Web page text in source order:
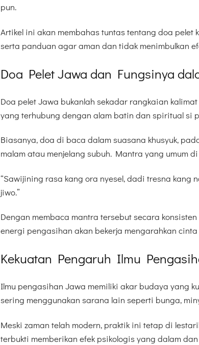
pun.
Artikel ini akan membahas tuntas tentang doa pelet
serta panduan agar aman dan tidak menimbulkan
Doa Pelet Jawa dan Fungsinya
Doa pelet Jawa bukanlah sekadar rangkaian
yang terhubung dengan alam batin dan spiritual si
Biasanya, doa di baca dalam suasana khusyuk,
malam atau menjelang subuh. Mantra yang umum
“Sawijining rasa kang ora nyesel, dadi tresna kang
jiwo.”
Dengan membaca mantra tersebut secara
energi pengasihan akan bekerja mengarahkan
Kekuatan Pengaruh Ilmu
Ilmu pengasihan Jawa memiliki akar budaya yang
sering menggunakan sarana lain seperti bunga,
Meski zaman telah modern, praktik ini tetap di
terbukti memberikan efek psikologis yang dalam